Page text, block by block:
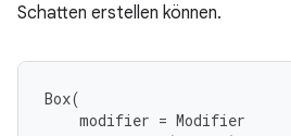
Schatten erstellen können.
Box(
modifier = Modifier